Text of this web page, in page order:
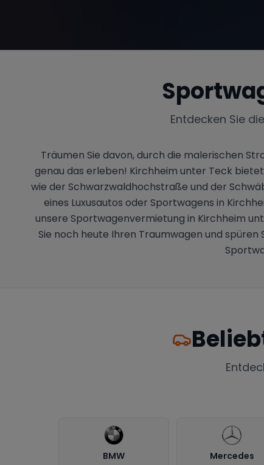
Entdecken Sie
Träumen Sie davon, durch die malerischen
genau das erleben! Kirchheim unter Teck
wie der Schwarzwaldhochstraße und der
eines Luxusautos oder Sportwagens in
unsere Sportwagenvermietung in Kirchheim
Sie noch heute Ihren Traumwagen und spüren
BMW Mercedes